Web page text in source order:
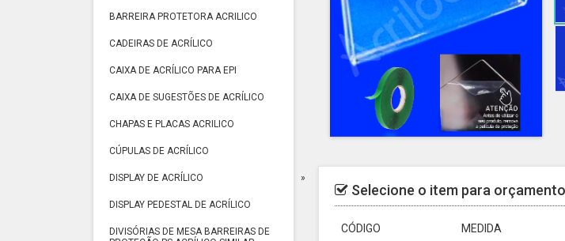
BARREIRA PROTETORA ACRILICO
CADEIRAS DE ACRÍLICO
CAIXA DE ACRÍLICO PARA EPI
CAIXA DE SUGESTÕES DE ACRÍLICO
CHAPAS E PLACAS ACRILICO
CÚPULAS DE ACRÍLICO
DISPLAY DE ACRÍLICO
DISPLAY PEDESTAL DE ACRÍLICO
DIVISÓRIAS DE MESA BARREIRAS DE
Selecione o item para orçamento
CÓDIGO MEDIDA